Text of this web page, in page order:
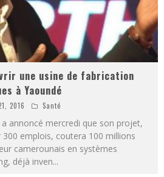
une usine de fabrication
à Yaoundé
2016 Santé
a annoncé mercredi que son projet,
emplois, coutera 100 millions
camerounais en systèmes
déjà inven...